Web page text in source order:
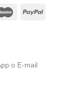
Maestro
o E-mail